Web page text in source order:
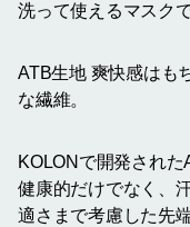
洗って使えるマスクで
ATB生地 爽快感はも
な繊維。
KOLONで開発された
健康的だけでなく、
適さまで考慮した先